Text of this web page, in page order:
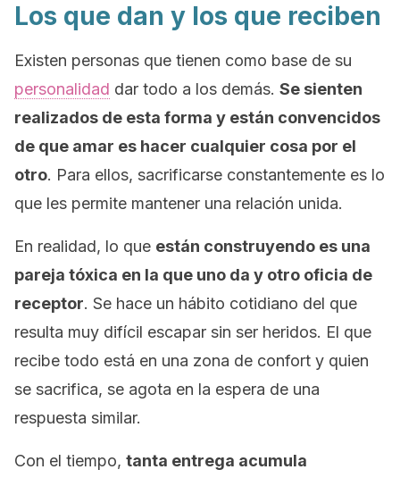
Los que dan y los que reciben
Existen personas que tienen como base de su
personalidad dar todo a los demás. Se sienten
realizados de esta forma y están convencidos
de que amar es hacer cualquier cosa por el
otro. Para ellos, sacrificarse constantemente es lo
que les permite mantener una relación unida.
En realidad, lo que están construyendo es una
pareja tóxica en la que uno da y otro oficia de
receptor. Se hace un hábito cotidiano del que
resulta muy difícil escapar sin ser heridos. El que
recibe todo está en una zona de confort y quien
se sacrifica, se agota en la espera de una
respuesta similar.
Con el tiempo, tanta entrega acumula